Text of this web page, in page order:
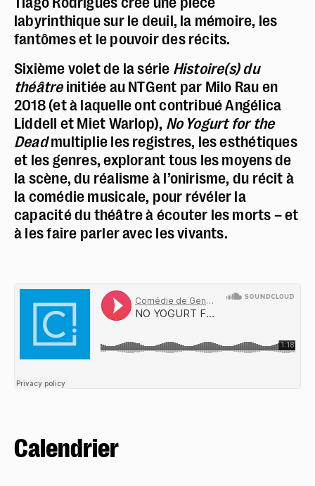
labyrinthique sur le deuil, la mémoire, les
fantômes et le pouvoir des récits.
Sixième volet de la série Histoire(s) du
théâtreinitiée au NTGent par Milo Rau en
2018 (et à laquelle ont contribué Angélica
Liddell et Miet Warlop), No Yogurt for the
Deadmultiplie les registres, les esthétiques
et les genres, explorant tous les moyens de
la scène, du réalisme à l’onirisme, du récit à
la comédie musicale, pour révéler la
capacité du théâtre à écouter les morts – et
à les faire parler avec les vivants.
Calendrier